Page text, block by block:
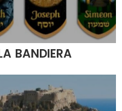
BANDIERA